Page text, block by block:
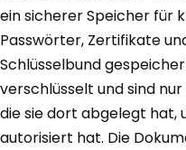
ein sicherer Speicher für
Passwörter, Zertifikate
Schlüsselbund
verschlüsselt und sind
die sie dort abgelegt hat,
autorisiert hat. Die